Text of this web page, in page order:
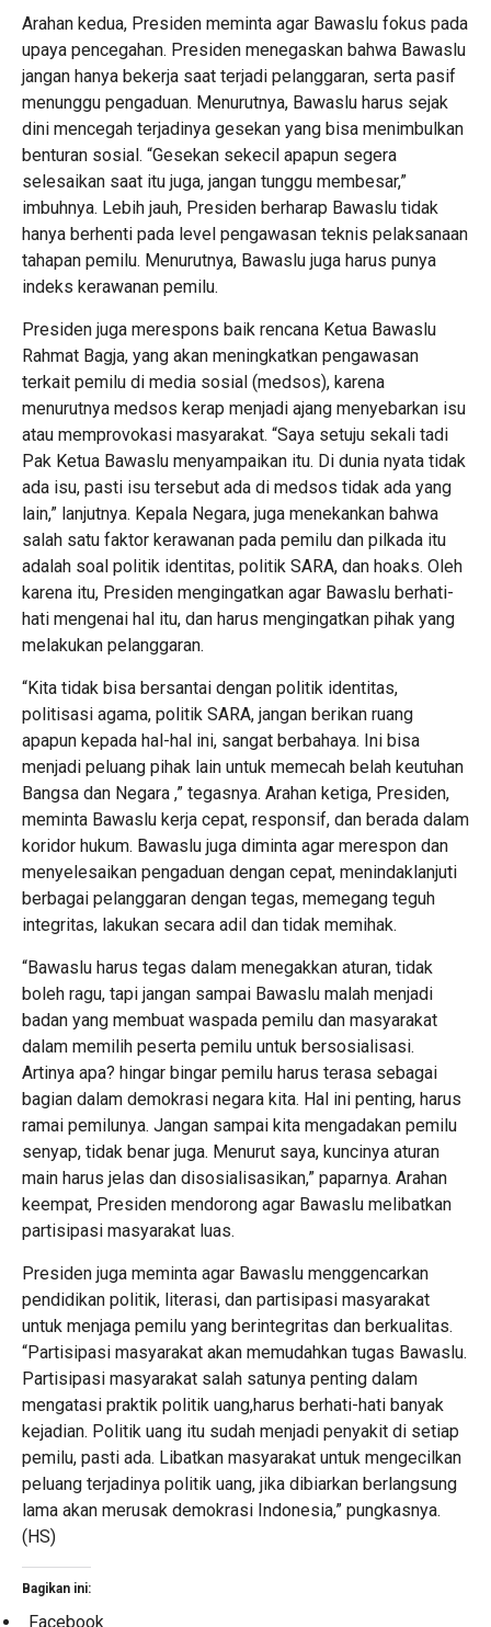
Arahan kedua, Presiden meminta agar Bawaslu fokus pada
upaya pencegahan. Presiden menegaskan bahwa Bawaslu
jangan hanya bekerja saat terjadi pelanggaran, serta pasif
menunggu pengaduan. Menurutnya, Bawaslu harus sejak
dini mencegah terjadinya gesekan yang bisa menimbulkan
benturan sosial. “Gesekan sekecil apapun segera
selesaikan saat itu juga, jangan tunggu membesar,”
imbuhnya. Lebih jauh, Presiden berharap Bawaslu tidak
hanya berhenti pada level pengawasan teknis pelaksanaan
tahapan pemilu. Menurutnya, Bawaslu juga harus punya
indeks kerawanan pemilu.
Presiden juga merespons baik rencana Ketua Bawaslu
Rahmat Bagja, yang akan meningkatkan pengawasan
terkait pemilu di media sosial (medsos), karena
menurutnya medsos kerap menjadi ajang menyebarkan isu
atau memprovokasi masyarakat. “Saya setuju sekali tadi
Pak Ketua Bawaslu menyampaikan itu. Di dunia nyata tidak
ada isu, pasti isu tersebut ada di medsos tidak ada yang
lain,” lanjutnya. Kepala Negara, juga menekankan bahwa
salah satu faktor kerawanan pada pemilu dan pilkada itu
adalah soal politik identitas, politik SARA, dan hoaks. Oleh
karena itu, Presiden mengingatkan agar Bawaslu berhati-
hati mengenai hal itu, dan harus mengingatkan pihak yang
melakukan pelanggaran.
“Kita tidak bisa bersantai dengan politik identitas,
politisasi agama, politik SARA, jangan berikan ruang
apapun kepada hal-hal ini, sangat berbahaya. Ini bisa
menjadi peluang pihak lain untuk memecah belah keutuhan
Bangsa dan Negara ,” tegasnya. Arahan ketiga, Presiden,
meminta Bawaslu kerja cepat, responsif, dan berada dalam
koridor hukum. Bawaslu juga diminta agar merespon dan
menyelesaikan pengaduan dengan cepat, menindaklanjuti
berbagai pelanggaran dengan tegas, memegang teguh
integritas, lakukan secara adil dan tidak memihak.
“Bawaslu harus tegas dalam menegakkan aturan, tidak
boleh ragu, tapi jangan sampai Bawaslu malah menjadi
badan yang membuat waspada pemilu dan masyarakat
dalam memilih peserta pemilu untuk bersosialisasi.
Artinya apa? hingar bingar pemilu harus terasa sebagai
bagian dalam demokrasi negara kita. Hal ini penting, harus
ramai pemilunya. Jangan sampai kita mengadakan pemilu
senyap, tidak benar juga. Menurut saya, kuncinya aturan
main harus jelas dan disosialisasikan,” paparnya. Arahan
keempat, Presiden mendorong agar Bawaslu melibatkan
partisipasi masyarakat luas.
Presiden juga meminta agar Bawaslu menggencarkan
pendidikan politik, literasi, dan partisipasi masyarakat
untuk menjaga pemilu yang berintegritas dan berkualitas.
“Partisipasi masyarakat akan memudahkan tugas Bawaslu.
Partisipasi masyarakat salah satunya penting dalam
mengatasi praktik politik uang,harus berhati-hati banyak
kejadian. Politik uang itu sudah menjadi penyakit di setiap
pemilu, pasti ada. Libatkan masyarakat untuk mengecilkan
peluang terjadinya politik uang, jika dibiarkan berlangsung
lama akan merusak demokrasi Indonesia,” pungkasnya.
(HS)
Bagikan ini:
Facebook